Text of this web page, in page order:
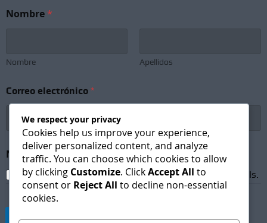
e
e
e
r
o
m
Nombre*
Nombre Apellidos
Correo electrónico *
Newsletter Subscription *
I agree to receive newsletters and promotional emails.
Suscribirse
We respect your privacy
Cookies help us improve your experience,
deliver personalized content, and analyze
traffic. You can choose which cookies to allow
by clicking Customize. ClickAccept All to
consent or Reject All to decline non-essential
cookies.